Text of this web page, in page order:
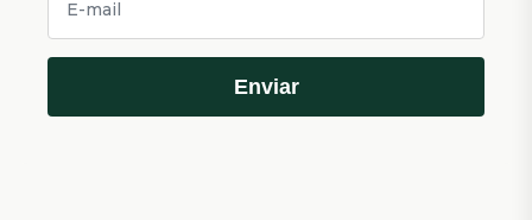
Enviar